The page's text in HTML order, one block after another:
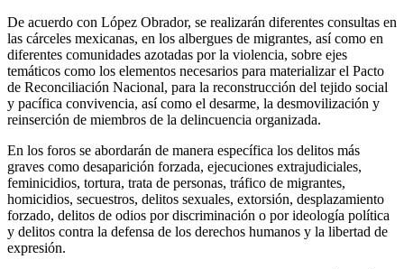
De acuerdo con López Obrador, se realizarán diferentes consultas en
las cárceles mexicanas, en los albergues de migrantes, así como en
diferentes comunidades azotadas por la violencia, sobre ejes
temáticos como los elementos necesarios para materializar el Pacto
de Reconciliación Nacional, para la reconstrucción del tejido social
y pacífica convivencia, así como el desarme, la desmovilización y
reinserción de miembros de la delincuencia organizada.
En los foros se abordarán de manera específica los delitos más
graves como desaparición forzada, ejecuciones extrajudiciales,
feminicidios, tortura, trata de personas, tráfico de migrantes,
homicidios, secuestros, delitos sexuales, extorsión, desplazamiento
forzado, delitos de odios por discriminación o por ideología política
y delitos contra la defensa de los derechos humanos y la libertad de
expresión.